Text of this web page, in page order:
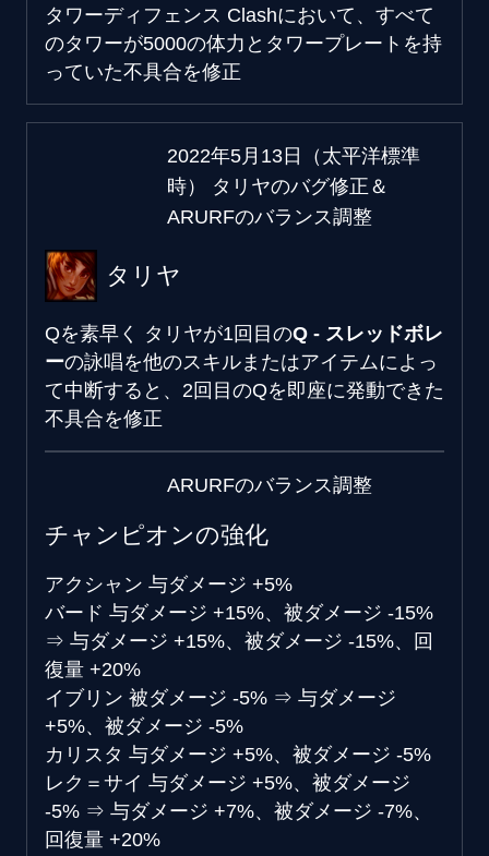
タワーディフェンス Clashにおいて、すべて
のタワーが5000の体力とタワープレートを持
っていた不具合を修正
2022年5月13日（太平洋標準
時） タリヤのバグ修正＆
ARURFのバランス調整
タリヤ
Qを素早く タリヤが1回目のQ - スレッドボレ
ーの詠唱を他のスキルまたはアイテムによっ
て中断すると、2回目のQを即座に発動できた
不具合を修正
ARURFのバランス調整
チャンピオンの強化
アクシャン 与ダメージ +5%
バード 与ダメージ +15%、被ダメージ -15%
⇒ 与ダメージ +15%、被ダメージ -15%、回
復量 +20%
イブリン 被ダメージ -5% ⇒ 与ダメージ
+5%、被ダメージ -5%
カリスタ 与ダメージ +5%、被ダメージ -5%
レク＝サイ 与ダメージ +5%、被ダメージ
-5% ⇒ 与ダメージ +7%、被ダメージ -7%、
回復量 +20%